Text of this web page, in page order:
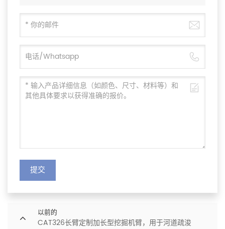
提交
以前的
CAT326长臂定制加长型挖掘机臂，用于河道疏浚